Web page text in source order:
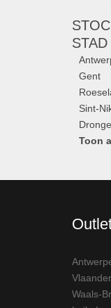
STAD
Gent
Sint-
Toon
Waals-